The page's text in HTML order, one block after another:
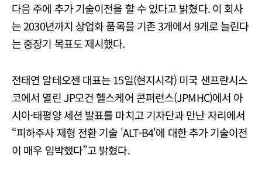
다음 주에 추가 기술이전을 할 수 있다고 밝혔다. 이 회사
는 2030년까지 상업화 품목을 기존 3개에서 9개로 늘린다
는 중장기 목표도 제시했다.
전태연 알테오젠 대표는 15일(현지시각) 미국 샌프란시스
코에서 열린 JP모건 헬스케어 콘퍼런스(JPMHC)에서 아
시아·태평양 세션 발표를 마치고 기자단과 만난 자리에서
“피하주사 제형 전환 기술 'ALT-B4'에 대한 추가 기술이전
이 매우 임박했다”고 밝혔다.